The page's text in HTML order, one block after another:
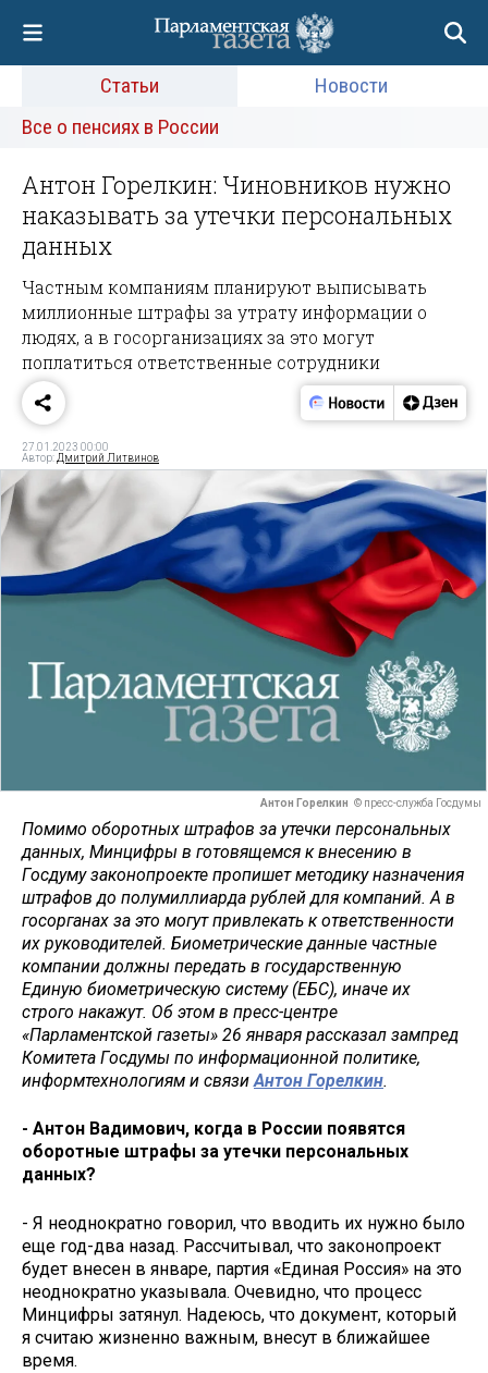
Статьи
Новости
Все о пенсиях в России
Антон Горелкин: Чиновников нужно
наказывать за утечки персональных
данных
Частным компаниям планируют выписывать
миллионные штрафы за утрату информации о
людях, а в госорганизациях за это могут
поплатиться ответственные сотрудники
27.01.2023 00:00
Автор: Дмитрий Литвинов
Антон Горелкин © пресс-служба Госдумы
Помимо оборотных штрафов за утечки персональных
данных, Минцифры в готовящемся к внесению в
Госдуму законопроекте пропишет методику назначения
штрафов до полумиллиарда рублей для компаний. А в
госорганах за это могут привлекать к ответственности
их руководителей. Биометрические данные частные
компании должны передать в государственную
Единую биометрическую систему (ЕБС), иначе их
строго накажут. Об этом в пресс-центре
«Парламентской газеты» 26 января рассказал зампред
Комитета Госдумы по информационной политике,
информтехнологиям и связи Антон Горелкин.
- Антон Вадимович, когда в России появятся
оборотные штрафы за утечки персональных
данных?
- Я неоднократно говорил, что вводить их нужно было
еще год-два назад. Рассчитывал, что законопроект
будет внесен в январе, партия «Единая Россия» на это
неоднократно указывала. Очевидно, что процесс
Минцифры затянул. Надеюсь, что документ, который
я считаю жизненно важным, внесут в ближайшее
время.